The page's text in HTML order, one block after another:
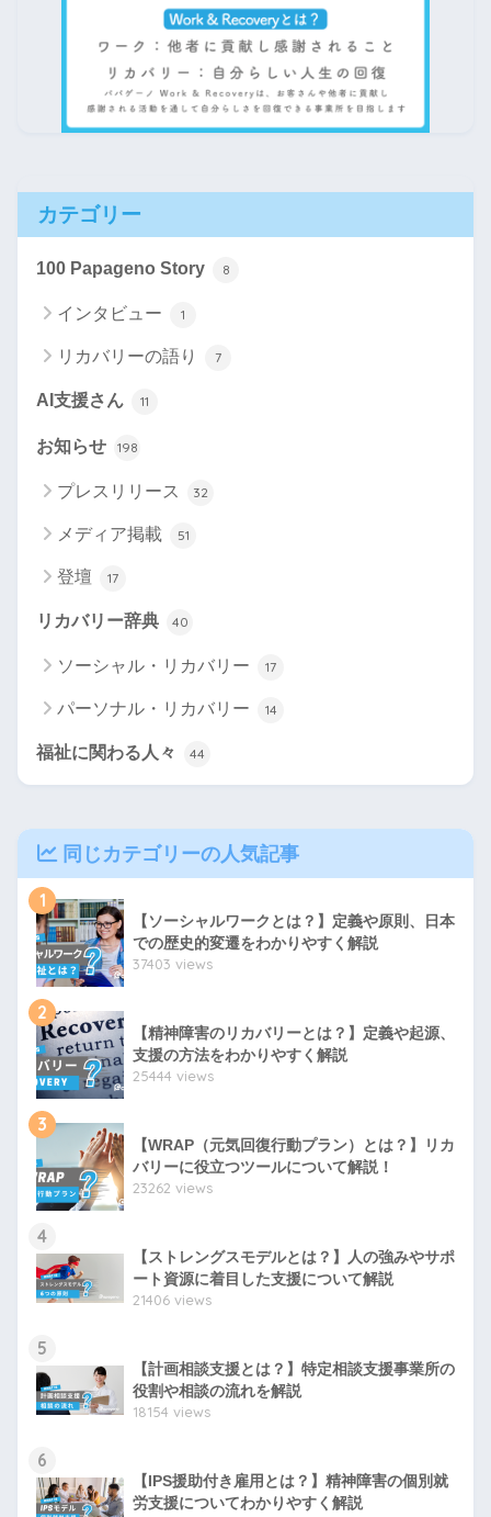
カテゴリー
100 Papageno Story 8
インタビュー 1
リカバリーの語り 7
AI支援さん 11
お知らせ 198
プレスリリース 32
メディア掲載 51
登壇 17
リカバリー辞典 40
ソーシャル・リカバリー 17
パーソナル・リカバリー 14
福祉に関わる人々 44
同じカテゴリーの人気記事
1
【ソーシャルワークとは？】定義や原則、日本
での歴史的変遷をわかりやすく解説
37403 views
2
【精神障害のリカバリーとは？】定義や起源、
支援の方法をわかりやすく解説
25444 views
3
【WRAP（元気回復行動プラン）とは？】リカ
バリーに役立つツールについて解説！
23262 views
4
【ストレングスモデルとは？】人の強みやサポ
ート資源に着目した支援について解説
21406 views
5
【計画相談支援とは？】特定相談支援事業所の
役割や相談の流れを解説
18154 views
6
【IPS援助付き雇用とは？】精神障害の個別就
労支援についてわかりやすく解説